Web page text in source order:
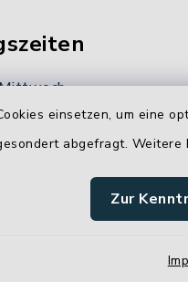
einsetzen, um eine
abgefragt. Weitere
Zur